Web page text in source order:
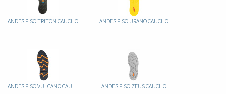
ANDES PISO TRITON CAUCHO ANDES PISO URANO CAUCHO
ANDES PISO VULCANO CAUCHO ANDES PISO ZEUS CAUCHO